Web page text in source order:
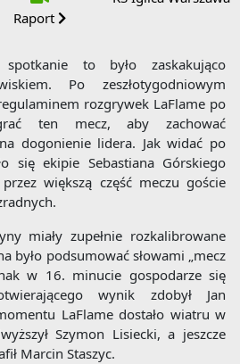
Raport
to było zaskakująco
Po zeszłotygodniowym
rozgrywek LaFlame po
ten mecz, aby zachować
dogonienie lidera. Jak widać po
się ekipie Sebastiana Górskiego
większą część meczu goście
miały zupełnie rozkalibrowane
było podsumować słowami „mecz
w 16. minucie gospodarze się
wynik zdobył Jan
LaFlame dostało wiatru w
Szymon Lisiecki, a jeszcze
Marcin Staszyc.